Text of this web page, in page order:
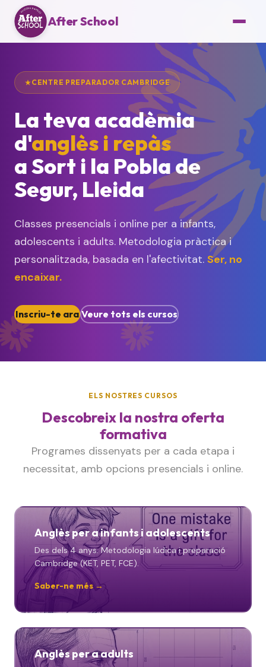
After School
CENTRE PREPARADOR CAMBRIDGE
La teva acadèmia
d'anglès i repàs
a Sort i la Pobla de
Segur, Lleida
Classes presencials i online per a infants,
adolescents i adults. Metodologia pràctica i
personalitzada, basada en l'afectivitat. Ser, no
encaixar.
Inscriu-te ara Veure tots els cursos
ELS NOSTRES CURSOS
Descobreix la nostra oferta
formativa
Programes dissenyats per a cada etapa i
necessitat, amb opcions presencials i online.
Anglès per a infants i adolescents
Des dels 4 anys. Metodologia lúdica i preparació
Cambridge (KET, PET, FCE).
Saber-ne més →
Anglès per a adults